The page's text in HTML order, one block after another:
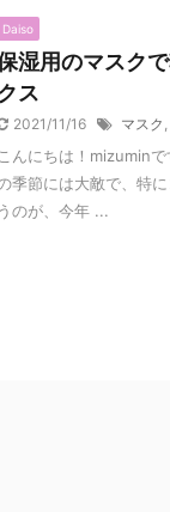
Daiso
湿用のマスク
ス
2021/11/16 マスク ,
こんにちは！mizumin
季節には大敵で、特
うのが、今年 ...